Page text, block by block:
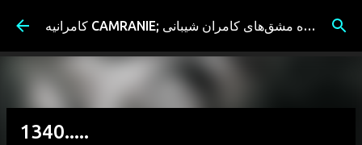
Skip to main content کامرانیه CAMRANIE; سیاه مشق‌های کامران شیبانی
1340.....